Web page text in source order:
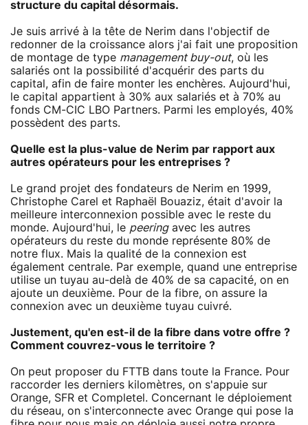
structure du capital désormais.
Je suis arrivé à la tête de Nerim dans l'objectif de
redonner de la croissance alors j'ai fait une proposition
de montage de type management buy-out, où les
salariés ont la possibilité d'acquérir des parts du
capital, afin de faire monter les enchères. Aujourd'hui,
le capital appartient à 30% aux salariés et à 70% au
fonds CM-CIC LBO Partners. Parmi les employés, 40%
possèdent des parts.
Quelle est la plus-value de Nerim par rapport aux
autres opérateurs pour les entreprises ?
Le grand projet des fondateurs de Nerim en 1999,
Christophe Carel et Raphaël Bouaziz, était d'avoir la
meilleure interconnexion possible avec le reste du
monde. Aujourd'hui, le peeringavec les autres
opérateurs du reste du monde représente 80% de
notre flux. Mais la qualité de la connexion est
également centrale. Par exemple, quand une entreprise
utilise un tuyau au-delà de 40% de sa capacité, on en
ajoute un deuxième. Pour de la fibre, on assure la
connexion avec un deuxième tuyau cuivré.
Justement, qu'en est-il de la fibre dans votre offre ?
Comment couvrez-vous le territoire ?
On peut proposer du FTTB dans toute la France. Pour
raccorder les derniers kilomètres, on s'appuie sur
Orange, SFR et Completel. Concernant le déploiement
du réseau, on s'interconnecte avec Orange qui pose la